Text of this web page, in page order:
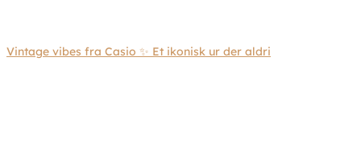
Vintage vibes fra Casio ✨ Et ikonisk ur der aldri